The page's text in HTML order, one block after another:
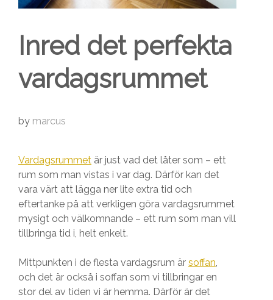
Inred det perfekta
vardagsrummet
by marcus
Vardagsrummet är just vad det låter som – ett
rum som man vistas i var dag. Därför kan det
vara värt att lägga ner lite extra tid och
eftertanke på att verkligen göra vardagsrummet
mysigt och välkomnande – ett rum som man vill
tillbringa tid i, helt enkelt.
Mittpunkten i de flesta vardagsrum är soffan,
och det är också i soffan som vi tillbringar en
stor del av tiden vi är hemma. Därför är det